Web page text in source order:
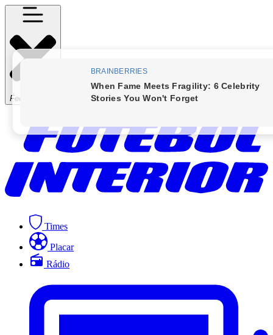
Fechar Menu
Times
Placar
Rádio